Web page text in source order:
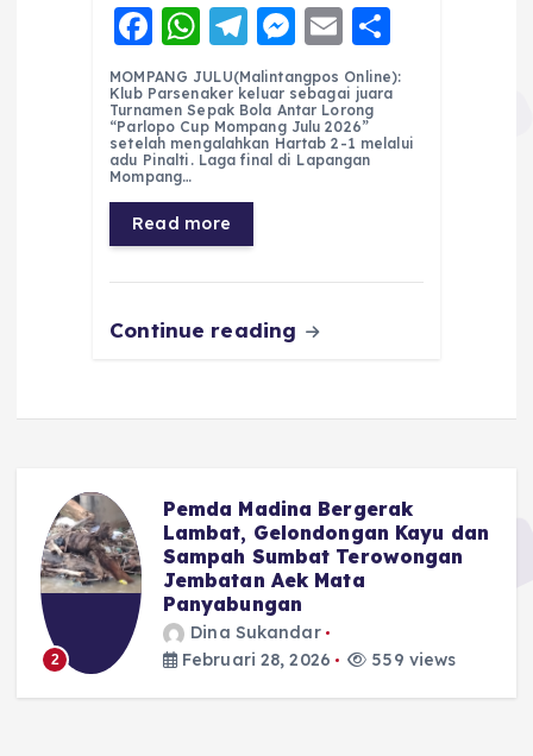
F
a
c
e
b
o
o
k
W
h
a
ts
A
p
p
T
el
e
g
r
a
m
M
e
ss
e
n
E
m
ai
l
h
a
re
MOMPANG JULU(Malintangpos Online):
Klub Parsenaker keluar sebagai juara
Turnamen Sepak Bola Antar Lorong
“Parlopo Cup Mompang Julu 2026”
setelah mengalahkan Hartab 2-1 melalui
adu Pinalti. Laga final di Lapangan
Mompang…
Read more
Continue reading
2
Pemda Madina Bergerak
Lambat, Gelondongan Kayu dan
Sampah Sumbat Terowongan
Jembatan Aek Mata
Panyabungan
Dina Sukandar
Februari 28, 2026
559 views